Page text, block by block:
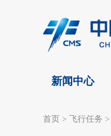
新闻中心
首页 > 飞行任务 >